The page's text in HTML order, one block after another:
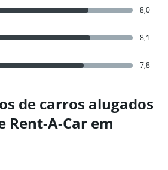
8,0
8,1
7,8
de carros alugados
Rent-A-Car em